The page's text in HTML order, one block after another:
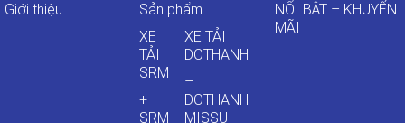
Giới thiệu
Sản phẩm
XE
TẢI
SRM
+
SRM
XE TẢI
DOTHANH
–
DOTHANH
MISSU
NỔI BẬT – KHUYẾN
MÃI